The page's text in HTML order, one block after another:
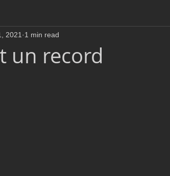
Fast 40
un record
2021 1 min read